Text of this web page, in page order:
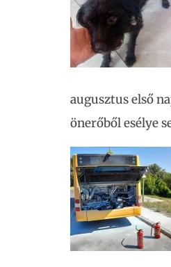
augusztus első
önerőből esélye